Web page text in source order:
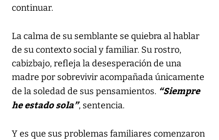
continuar.
La calma de su semblante se quiebra al hablar
de su contexto social y familiar. Su rostro,
cabizbajo, refleja la desesperación de una
madre por sobrevivir acompañada únicamente
de la soledad de sus pensamientos. “Siempre
he estado sola”, sentencia.
Y es que sus problemas familiares comenzaron